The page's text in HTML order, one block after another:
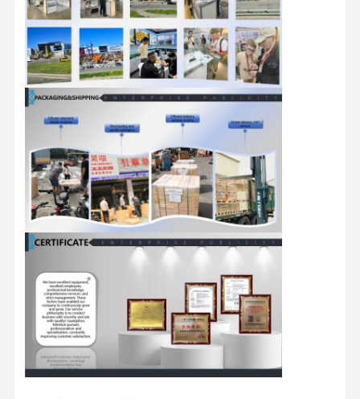
Hydraulikteile für Bagger
Ersatzteile für Bagger